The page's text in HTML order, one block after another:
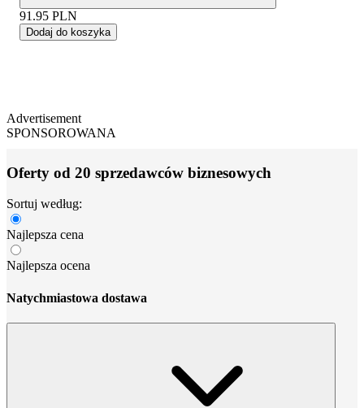
91.95 PLN
Dodaj do koszyka
Advertisement
SPONSOROWANA
Oferty od 20 sprzedawców biznesowych
Sortuj według:
Najlepsza cena
Najlepsza ocena
Natychmiastowa dostawa